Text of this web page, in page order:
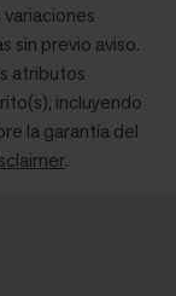
sin previo aviso.
atributos
incluyendo
la garantía del
.